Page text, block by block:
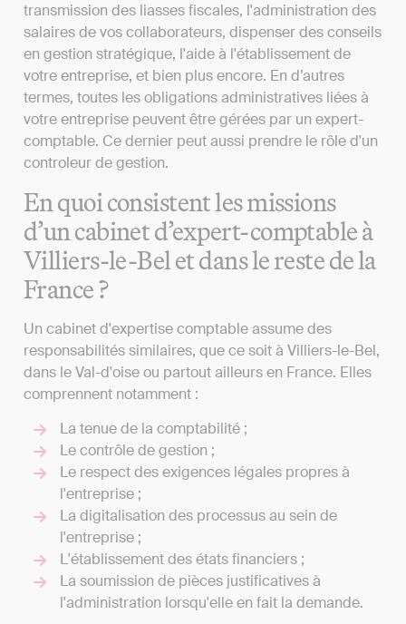
transmission des liasses fiscales, l'administration des
salaires de vos collaborateurs, dispenser des conseils
en gestion stratégique, l'aide à l'établissement de
votre entreprise, et bien plus encore. En d’autres
termes, toutes les obligations administratives liées à
votre entreprise peuvent être gérées par un expert-
comptable. Ce dernier peut aussi prendre le rôle d'un
controleur de gestion.
En quoi consistent les missions
d’un cabinet d’expert-comptable à
Villiers-le-Bel et dans le reste de la
France ?
Un cabinet d'expertise comptable assume des
responsabilités similaires, que ce soit à Villiers-le-Bel,
dans le Val-d'oise ou partout ailleurs en France. Elles
comprennent notamment :
La tenue de la comptabilité ;
Le contrôle de gestion ;
Le respect des exigences légales propres à
l'entreprise ;
La digitalisation des processus au sein de
l'entreprise ;
L'établissement des états financiers ;
La soumission de pièces justificatives à
l'administration lorsqu'elle en fait la demande.